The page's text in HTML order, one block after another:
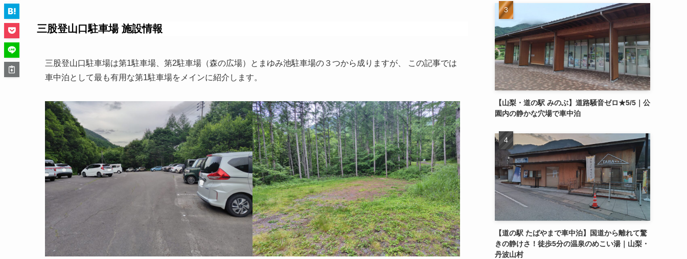
三股登山口駐車場 施設情報
三股登山口駐車場は第1駐車場、第2駐車場（森の広場）とまゆみ池駐車場の３つから成りますが、 この記事では
車中泊として最も有用な第1駐車場をメインに紹介します。
【山梨・道の駅 みのぶ】道路騒音ゼロ★5/5｜公
園内の静かな穴場で車中泊
【道の駅 たばやまで車中泊】国道から離れて驚
きの静けさ！徒歩5分の温泉のめこい湯｜山梨・
丹波山村